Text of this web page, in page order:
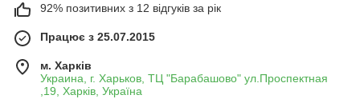
92% позитивних з 12 відгуків за рік
Працює з 25.07.2015
м. Харків
Украина, г. Харьков, ТЦ "Барабашово" ул.Проспектная
,19, Харків, Україна